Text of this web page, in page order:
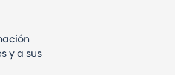
y a sus